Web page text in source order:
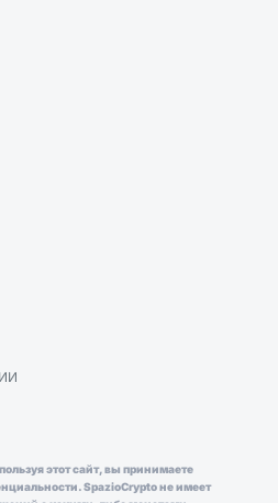
этот сайт, вы принимаете
SpazioCrypto не имеет